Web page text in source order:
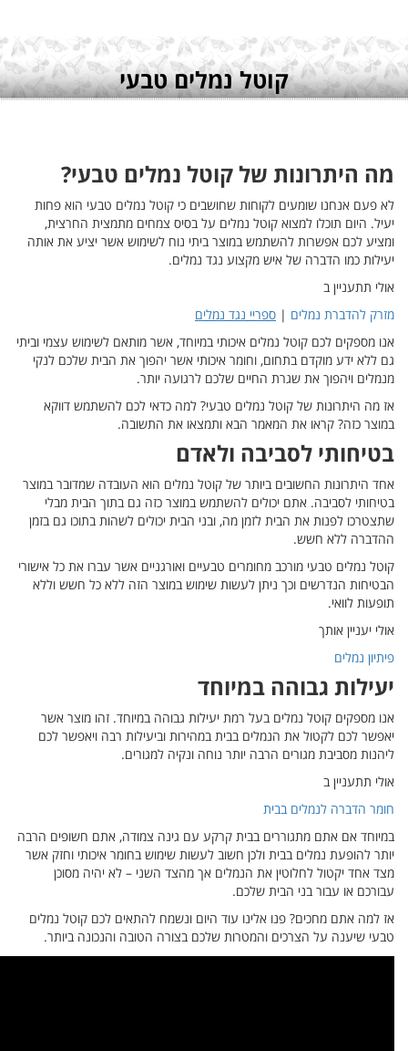
פחות
את אותה
וביתי
לנקי
במוצר
מבלי
גם בזמן
כל אישורי
וללא
אשר
לכם
הרבה
אשר
נמלים